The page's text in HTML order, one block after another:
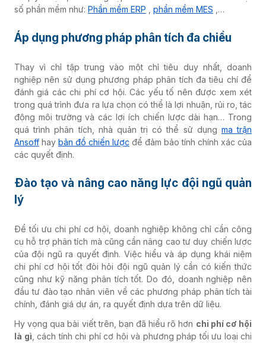
số phần mềm như: Phần mềm ERP phần mềm MES ,…
Áp dụng phương pháp phân tích đa chiều
Thay vì chỉ tập trung vào một chỉ tiêu duy nhất, doanh
nghiệp nên sử dụng phương pháp phân tích đa tiêu chí để
đánh giá các chi phí cơ hội. Các yếu tố nên được xem xét
trong quá trình đưa ra lựa chọn có thể là lợi nhuận, rủi ro, tác
động môi trường và các lợi ích chiến lược dài hạn… Trong
quá trình phân tích, nhà quản trị có thể sử dụng ma trận
Ansoff hay bản đồ chiến lược để đảm bảo tính chính xác của
các quyết định.
Đào tạo và nâng cao năng lực đội ngũ quản
lý
Để tối ưu chi phí cơ hội, doanh nghiệp không chỉ cần công
cụ hỗ trợ phân tích mà cũng cần nâng cao tư duy chiến lược
của đội ngũ ra quyết định. Việc hiểu và áp dụng khái niệm
chi phí cơ hội tốt đòi hỏi đội ngũ quản lý cần có kiến thức
cũng như kỹ năng phân tích tốt. Do đó, doanh nghiệp nên
đầu tư đào tạo nhân viên về các phương pháp phân tích tài
chính, đánh giá dự án, ra quyết định dựa trên dữ liệu.
Hy vọng qua bài viết trên, bạn đã hiểu rõ hơn chi phí cơ hội
là gì , cách tính chi phí cơ hội và phương pháp tối ưu loại chi